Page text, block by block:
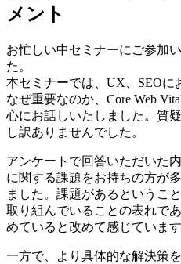
メント
お忙しい中セミナーにご参加
た。
本セミナーでは、UX、SEO
なぜ重要なのか、Core Web
心にお話しいたしました。質
し訳ありませんでした。
アンケートで回答いただいた
に関する課題をお持ちの方が
ました。課題があるというこ
取り組んでいることの表れで
めていると改めて感じています
一方で、より具体的な解決策